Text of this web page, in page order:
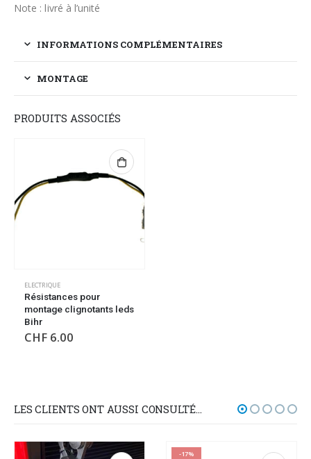
Note : livré à l’unité
INFORMATIONS COMPLÉMENTAIRES
MONTAGE
PRODUITS ASSOCIÉS
ELECTRIQUE
Résistances pour
montage clignotants leds
Bihr
CHF 6.00
LES CLIENTS ONT AUSSI CONSULTÉ…
-17%